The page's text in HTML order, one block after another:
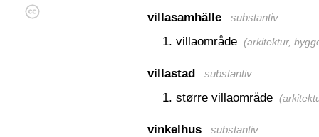
villasamhälle substantiv
villaområde (arkitektur,
villastad substantiv
større villaområde (
vinkelhus substantiv